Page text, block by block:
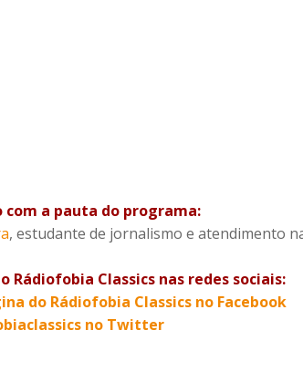
com a pauta do programa:
, estudante de jornalismo e atendimento
Rádiofobia Classics nas redes sociais:
do Rádiofobia Classics no Facebook
no Twitter